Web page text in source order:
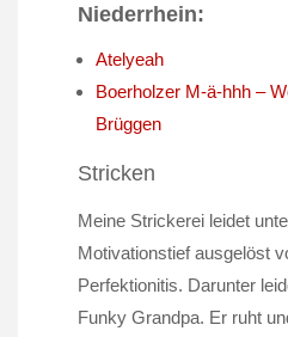
Niederrhein:
Atelyeah
Boerholzer M-ä-hhh –
Brüggen
Stricken
Meine Strickerei leidet
Motivationstief ausgelöst
Perfektionitis. Darunter
Funky Grandpa. Er ruht